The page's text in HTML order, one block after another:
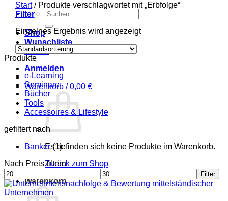
Suchen
nach:
Shop
Wunschliste
Kasse
Anmelden
Warenkorb /0,00 €
Es befinden sich keine Produkte im Warenkorb.
Zurück zum Shop
Warenkorb
Start /Produkte verschlagwortet mit „Erbfolge“
Filter
Einzelnes Ergebnis wird angezeigt
Produkte
e-Learning
Seminare
Bücher
Tools
Accessoires & Lifestyle
gefiltert nach
Banker (1)
Nach Preis filtern
Min.
Preis
Max.
Preis
Filter